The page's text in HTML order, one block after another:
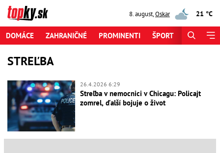
8. august,Oskar 21 °C
DOMÁCE ZAHRANIČNÉ PROMINENTI ŠPORT
STREĽBA
26.4.2026 6:29
Streľba v nemocnici v Chicagu: Policajt
zomrel, ďalší bojuje o život